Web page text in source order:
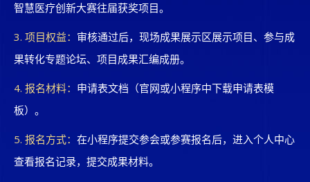
智慧医疗创新大赛往届获奖项目。
3. 项目权益： 审核通过后，现场成果展示区展示项目、参与成
果转化专题论坛、项目成果汇编成册。
4. 报名材料： 申请表文档（官网或小程序中下载申请表模
板）。
5. 报名方式： 在小程序提交参会或参赛报名后，进入个人中心
查看报名记录，提交成果材料。